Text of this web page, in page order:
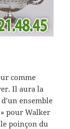
comme
Il aura la
ensemble
pour Walker
poinçon du